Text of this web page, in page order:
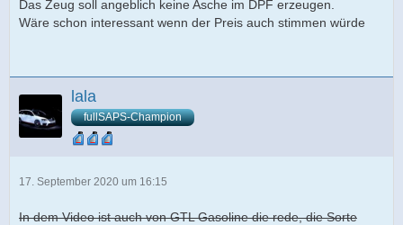
Das Zeug soll angeblich keine Asche im DPF erzeugen.
Wäre schon interessant wenn der Preis auch stimmen würde
lala
fullSAPS-Champion
17. September 2020 um 16:15
In dem Video ist auch von GTL Gasoline die rede, die Sorte